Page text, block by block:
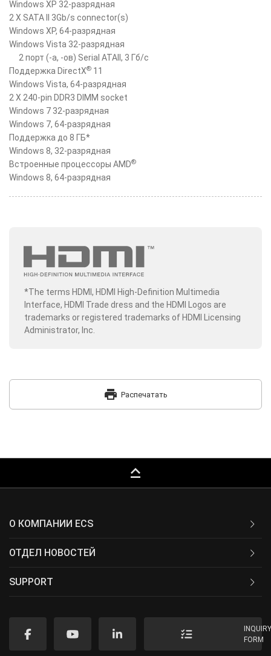
Windows XP 32-разрядная
2 X SATA II 3Gb/s connector(s)
Windows XP, 64-разрядная
Windows Vista 32-разрядная
2 порт (-а, -ов) Serial ATAII, 3 Гб/с
Поддержка DirectX® 11
Windows Vista, 64-разрядная
2 X 240-pin DDR3 DIMM socket
Windows 7 32-разрядная
Windows 7, 64-разрядная
Поддержка до 8 ГБ*
Windows 8, 32-разрядная
Встроенные процессоры AMD®
Windows 8, 64-разрядная
*The terms HDMI, HDMI High-Definition Multimedia
Interface, HDMI Trade dress and the HDMI Logos are
trademarks or registered trademarks of HDMI Licensing
Administrator, Inc.
print Распечатать
keyboard_capslock
О КОМПАНИИ ECS
ОТДЕЛ НОВОСТЕЙ
SUPPORT
FORM